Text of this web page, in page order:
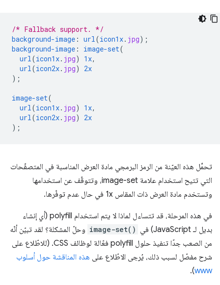
/* Fallback support. */
background-image : url(icon1x. jpg);
background-image : image-set(
url(icon1x. jpg) 1x,
url(icon2x. jpg)
2x
);
image-set(
url(icon1x. jpg) 1x,
url(icon2x. jpg)
2x
);
تحمِّل هذه العيّنة من الرمز البرمجي مادة العرض المناسبة في المتصفّحات
التي تتيح استخدام علامة image-set، وتتوقّف عن استخدامها
وتستخدم مادة العرض ذات المقاس 1x في حال عدم توفّرها.
في هذه المرحلة، قد تتساءل لماذا لا يتم استخدام polyfill (أي إنشاء
بديل لـ JavaScript) في
image-set() وحلّ المشكلة؟ لقد تبيّن أنّه
من الصعب جدًا تنفيذ حلول polyfill فعّالة لوظائف CSS. (للاطّلاع على
شرح مفصّل لسبب ذلك، يُرجى الاطّلاع على هذه المناقشة حول أسلوب
www
).